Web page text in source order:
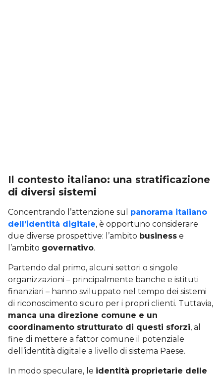
Il contesto italiano: una stratificazione
di diversi sistemi
Concentrando l’attenzione sul panorama italiano
dell’identità digitale, è opportuno considerare
due diverse prospettive: l’ambito business e
l’ambito governativo.
Partendo dal primo, alcuni settori o singole
organizzazioni – principalmente banche e istituti
finanziari – hanno sviluppato nel tempo dei sistemi
di riconoscimento sicuro per i propri clienti. Tuttavia,
manca una direzione comune e un
coordinamento strutturato di questi sforzi, al
fine di mettere a fattor comune il potenziale
dell’identità digitale a livello di sistema Paese.
In modo speculare, le identità proprietarie delle